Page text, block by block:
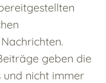
geben die
und nicht immer